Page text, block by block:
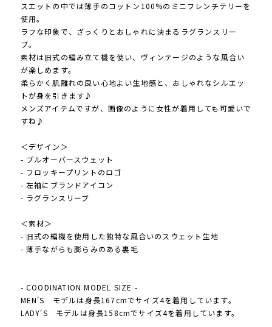
スエットの中では薄手のコットン100%のミニフレンチテリーを
使用。
ラフな印象で、ざっくりとおしゃれに決まるラグランスリー
ブ。
素材は旧式の編み立て機を使い、ヴィンテージのような風合い
が楽しめます。
柔らかく肌離れの良い心地よい生地感と、おしゃれなシルエッ
トが身を引きます♪
メンズアイテムですが、画像のように女性が着用しても可愛いで
すね♪
＜デザイン＞
- プルオーバースウェット
- フロッキープリントのロゴ
- 左袖にブランドアイコン
- ラグランスリーブ
＜素材＞
- 旧式の編機を使用した独特な風合いのスウェット生地
- 薄手ながらも膨らみのある裏毛
- COODINATION MODEL SIZE -
MEN'S モデルは身長167cmでサイズ4を着用しています。
LADY'S モデルは身長158cmでサイズ4を着用しています。